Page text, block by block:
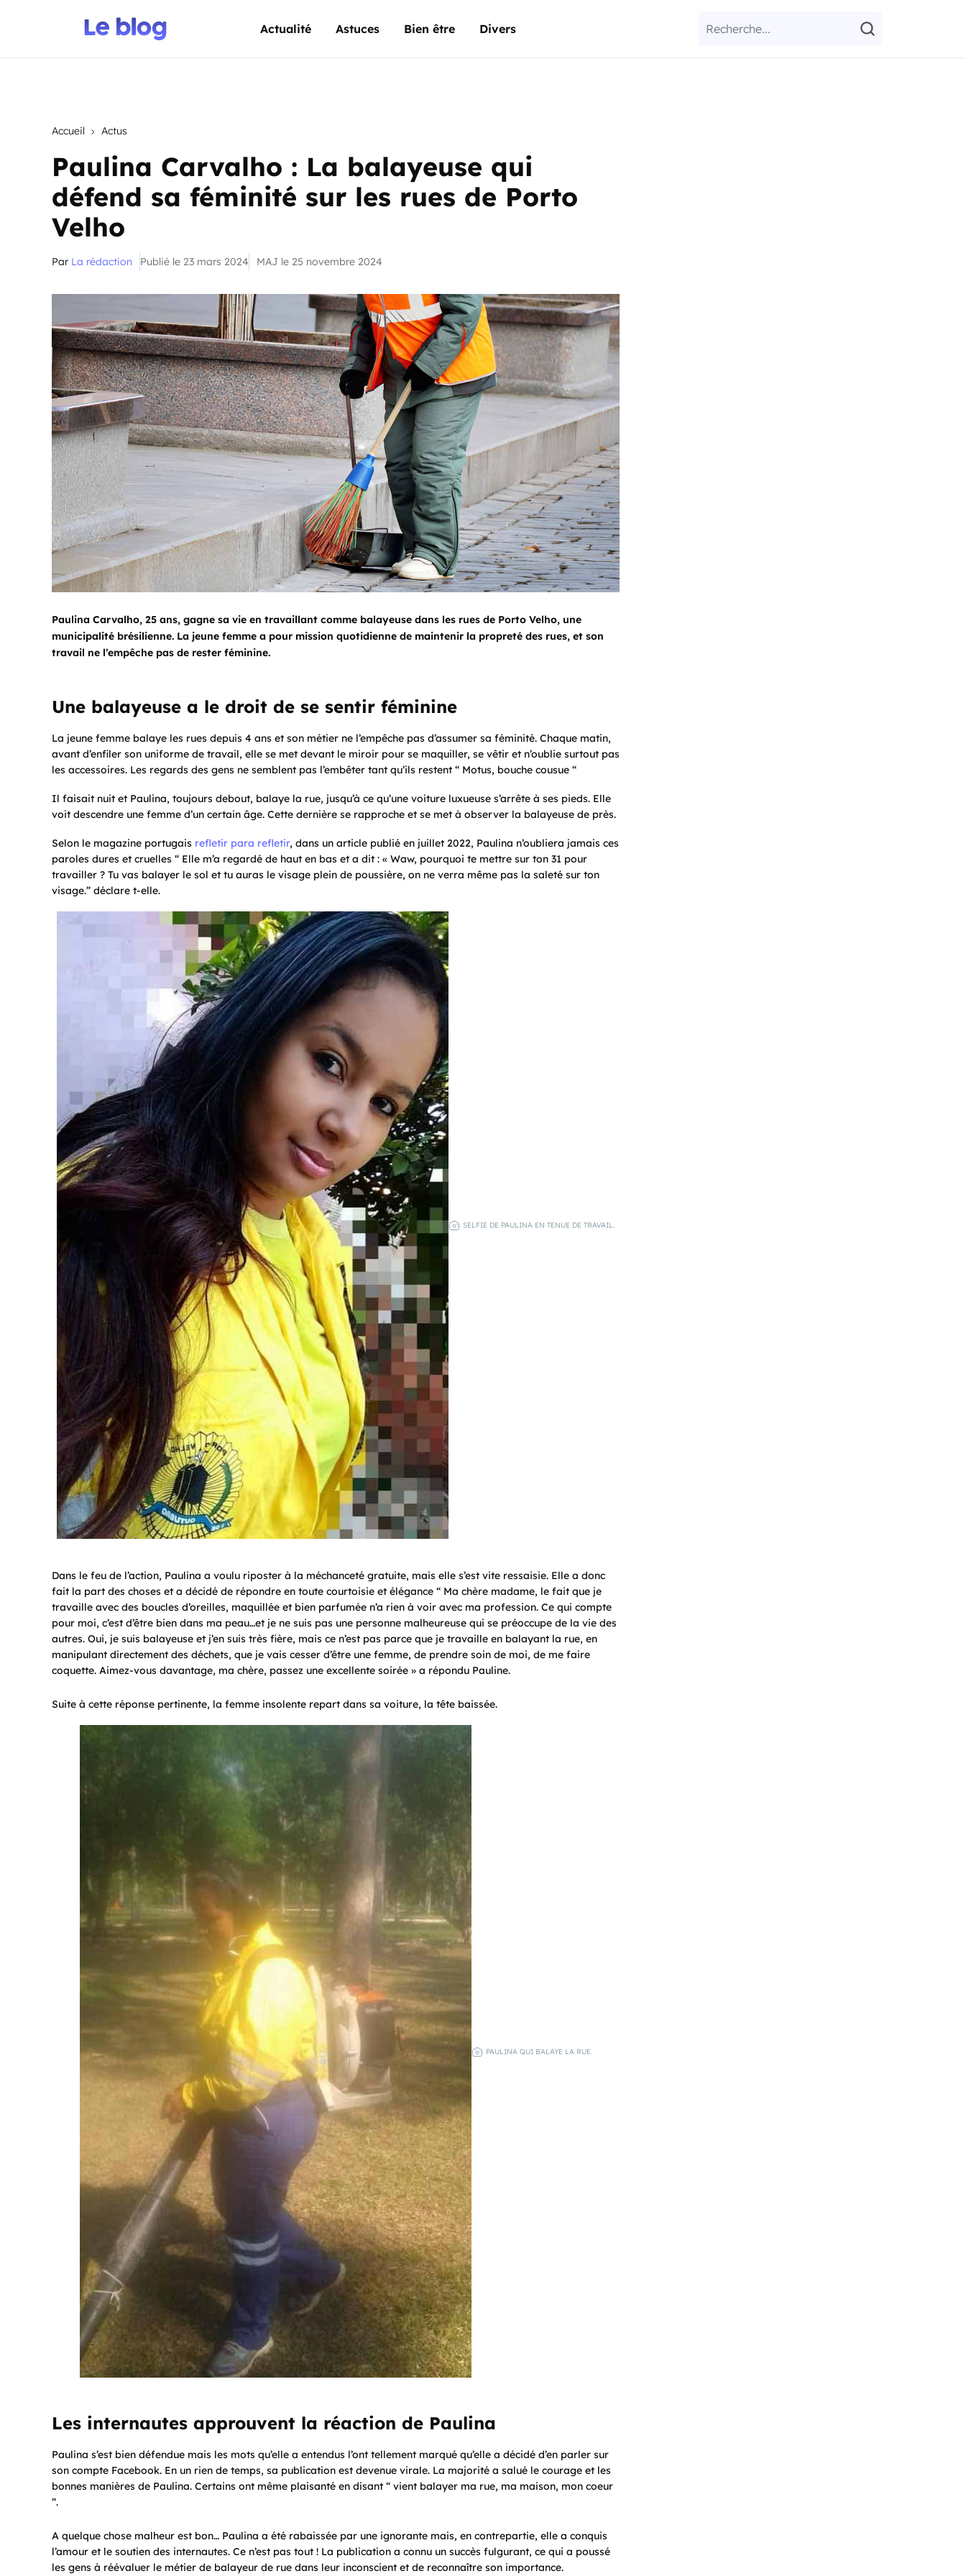
Actualité Astuces Bien être Divers
Accueil Actus
Paulina Carvalho : La balayeuse qui
défend sa féminité sur les rues de Porto
Velho
Par La rédaction Publié le 23 mars 2024 MAJ le 25 novembre 2024
Paulina Carvalho, 25 ans, gagne sa vie en travaillant comme balayeuse dans les rues de Porto Velho, une
municipalité brésilienne. La jeune femme a pour mission quotidienne de maintenir la propreté des rues, et son
travail ne l’empêche pas de rester féminine.
Une balayeuse a le droit de se sentir féminine
La jeune femme balaye les rues depuis 4 ans et son métier ne l’empêche pas d’assumer sa féminité. Chaque matin,
avant d’enfiler son uniforme de travail, elle se met devant le miroir pour se maquiller, se vêtir et n’oublie surtout pas
les accessoires. Les regards des gens ne semblent pas l’embêter tant qu’ils restent “ Motus, bouche cousue “
Il faisait nuit et Paulina, toujours debout, balaye la rue, jusqu’à ce qu’une voiture luxueuse s’arrête à ses pieds. Elle
voit descendre une femme d’un certain âge. Cette dernière se rapproche et se met à observer la balayeuse de près.
Selon le magazine portugais refletir para refletir, dans un article publié en juillet 2022, Paulina n’oubliera jamais ces
paroles dures et cruelles “ Elle m’a regardé de haut en bas et a dit : « Waw, pourquoi te mettre sur ton 31 pour
travailler ? Tu vas balayer le sol et tu auras le visage plein de poussière, on ne verra même pas la saleté sur ton
visage.” déclare t-elle.
SELFIE DE PAULINA EN TENUE DE TRAVAIL.
Dans le feu de l’action, Paulina a voulu riposter à la méchanceté gratuite, mais elle s’est vite ressaisie. Elle a donc
fait la part des choses et a décidé de répondre en toute courtoisie et élégance “ Ma chère madame, le fait que je
travaille avec des boucles d’oreilles, maquillée et bien parfumée n’a rien à voir avec ma profession. Ce qui compte
pour moi, c’est d’être bien dans ma peau…et je ne suis pas une personne malheureuse qui se préoccupe de la vie des
autres. Oui, je suis balayeuse et j’en suis très fière, mais ce n’est pas parce que je travaille en balayant la rue, en
manipulant directement des déchets, que je vais cesser d’être une femme, de prendre soin de moi, de me faire
coquette. Aimez-vous davantage, ma chère, passez une excellente soirée » a répondu Pauline.
Suite à cette réponse pertinente, la femme insolente repart dans sa voiture, la tête baissée.
PAULINA QUI BALAYE LA RUE.
Les internautes approuvent la réaction de Paulina
Paulina s’est bien défendue mais les mots qu’elle a entendus l’ont tellement marqué qu’elle a décidé d’en parler sur
son compte Facebook. En un rien de temps, sa publication est devenue virale. La majorité a salué le courage et les
bonnes manières de Paulina. Certains ont même plaisanté en disant “ vient balayer ma rue, ma maison, mon coeur
“.
A quelque chose malheur est bon… Paulina a été rabaissée par une ignorante mais, en contrepartie, elle a conquis
l’amour et le soutien des internautes. Ce n’est pas tout ! La publication a connu un succès fulgurant, ce qui a poussé
les gens à réévaluer le métier de balayeur de rue dans leur inconscient et de reconnaître son importance.